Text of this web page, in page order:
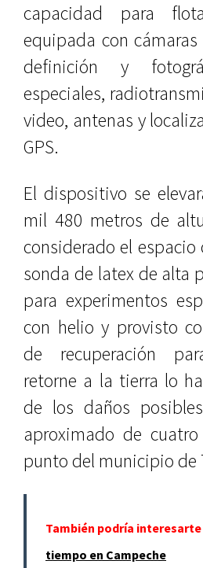
capacidad para
equipada con
definición y
especiales,
video, antenas y
GPS.
El dispositivo se
mil 480 metros de
considerado el espacio
sonda de latex de alta
para experimentos
con helio y provisto
de recuperación
retorne a la tierra lo
de los daños
aproximado de
punto del municipio de
También podría interesarte
tiempo en Campeche